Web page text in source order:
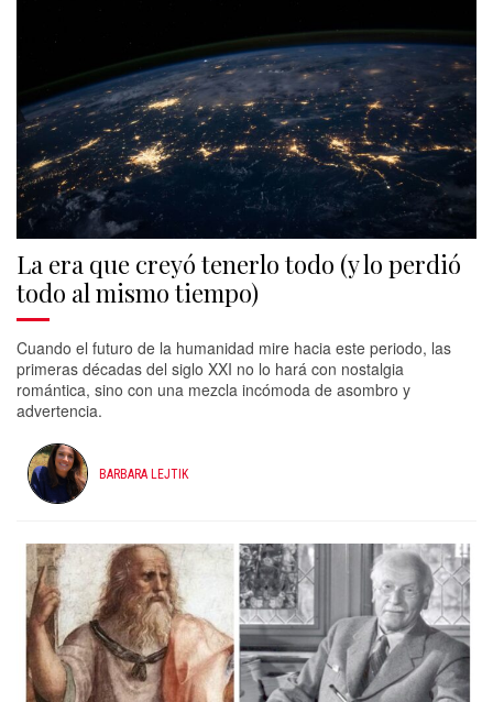
La era que creyó tenerlo todo (y lo perdió
todo al mismo tiempo)
Cuando el futuro de la humanidad mire hacia este periodo, las
primeras décadas del siglo XXI no lo hará con nostalgia
romántica, sino con una mezcla incómoda de asombro y
advertencia.
BARBARA LEJTIK